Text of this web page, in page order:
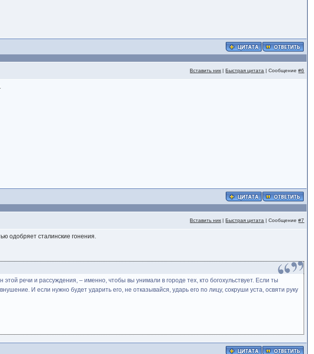
Вставить ник |Быстрая цитата | Сообщение#6
Вставить ник |Быстрая цитата | Сообщение#7
одобряет сталинские гонения.
речи и рассуждения, – именно, чтобы вы унимали в городе тех, кто богохульствует. Если ты
И если нужно будет ударить его, не отказывайся, ударь его по лицу, сокруши уста, освяти руку